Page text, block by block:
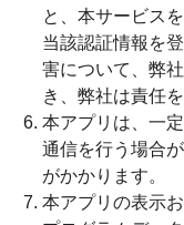
と、本サービス
当該認証情報を
害について、弊
き、弊社は責任
本アプリは、一
通信を行う場合
がかかります。
本アプリの表示